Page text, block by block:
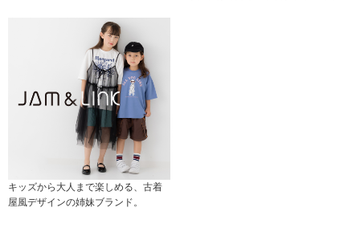
キッズから大人まで楽しめる、古着
屋風デザインの姉妹ブランド。